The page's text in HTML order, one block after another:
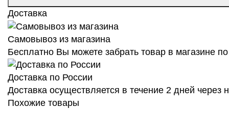
Доставка
Самовывоз из магазина
Бесплатно Вы можете забрать товар в магазине
Доставка по России
Доставка осуществляется в течение 2 дней
Похожие товары